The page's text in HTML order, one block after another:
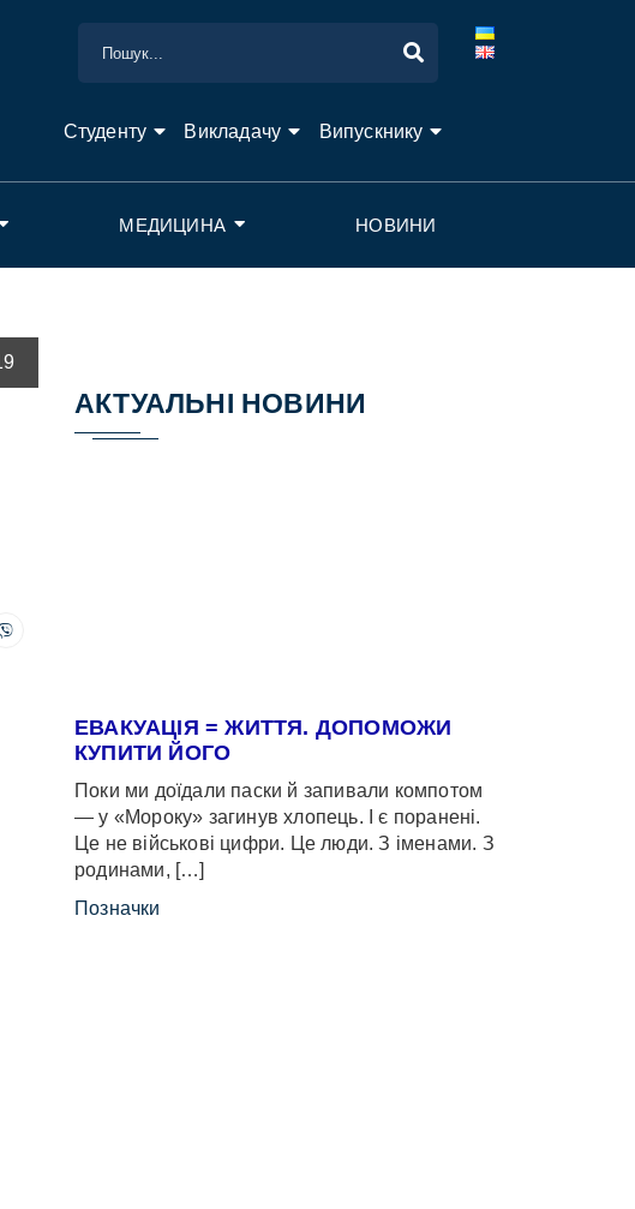
Студенту Викладачу Випускнику
МЕДИЦИНА НОВИНИ
АКТУАЛЬНІ НОВИНИ
ЕВАКУАЦІЯ = ЖИТТЯ. ДОПОМОЖИ
КУПИТИ ЙОГО
Поки ми доїдали паски й запивали компотом
— у «Мороку» загинув хлопець. І є поранені.
Це не військові цифри. Це люди. З іменами. З
родинами, […]
Позначки